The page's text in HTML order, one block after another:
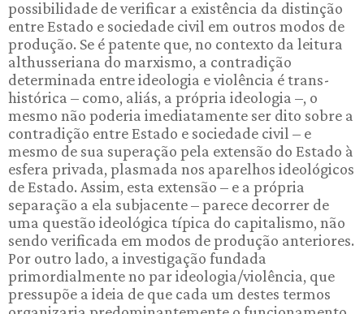
possibilidade de verificar a existência da distinção
entre Estado e sociedade civil em outros modos de
produção. Se é patente que, no contexto da leitura
althusseriana do marxismo, a contradição
determinada entre ideologia e violência é trans-
histórica – como, aliás, a própria ideologia –, o
mesmo não poderia imediatamente ser dito sobre a
contradição entre Estado e sociedade civil – e
mesmo de sua superação pela extensão do Estado à
esfera privada, plasmada nos aparelhos ideológicos
de Estado. Assim, esta extensão – e a própria
separação a ela subjacente – parece decorrer de
uma questão ideológica típica do capitalismo, não
sendo verificada em modos de produção anteriores.
Por outro lado, a investigação fundada
primordialmente no par ideologia/violência, que
pressupõe a ideia de que cada um destes termos